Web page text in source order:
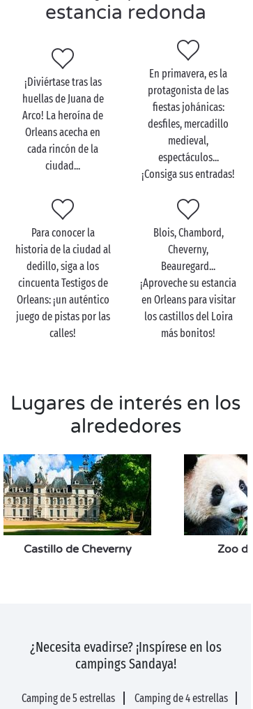
Visite Orleans en pareja
¡Vaya! Si bien no apetece dejar la comodidad de su
camping Sandaya, con nuestro recorrido especial
para dos ", ¡no se arrepentirá!
El viaje comienza en la época medieval, en la Rue de
la Charpenterie, donde se pueden admirar auténticas
casas de entramado de madera. A continuación,
acérquese hasta la famosa catedral Sainte-Croix que
le brinda las mejores vistas de la ciudad. Desde lo
, reconocible por su inmenso bosque! Por
último, suba a bordo de una embarcación
tradicional, la “toue”, para navegar por el río de
reyes. ¡Le llevará hasta la mesa de una guinguette
para terminar bien el día!
estancia redonda
¡Diviértase tras las
huellas de Juana de
Arco! La heroína de
Orleans acecha en
cada rincón de la
ciudad...
En primavera, es la
protagonista de las
fiestas johánicas:
desfiles, mercadillo
medieval,
espectáculos...
¡Consiga sus entradas!
Para conocer la
historia de la ciudad al
dedillo, siga a los
cincuenta Testigos de
Orleans: ¡un auténtico
juego de pistas por las
calles!
Blois, Chambord,
Cheverny,
Beauregard...
¡Aproveche su estancia
en Orleans para visitar
los castillos del Loira
más bonitos!
Lugares de interés en los
alrededores
Castillo de Cheverny Zoo
¿Necesita evadirse? ¡Inspírese en los
campings Sandaya!
Camping de 5 estrellas
Camping de 4 estrellas